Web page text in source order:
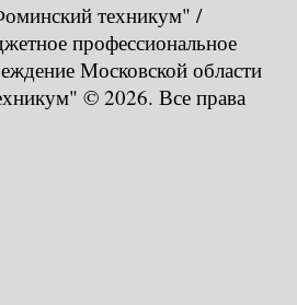
техникум" /
профессиональное
Московской области
© 2026. Все права